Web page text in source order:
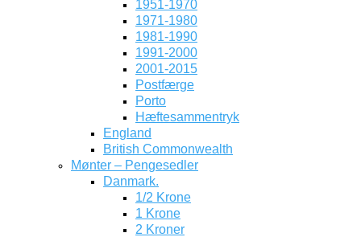
1951-1970
1971-1980
1981-1990
1991-2000
2001-2015
Postfærge
Porto
Hæftesammentryk
England
British Commonwealth
Mønter – Pengesedler
Danmark.
1/2 Krone
1 Krone
2 Kroner